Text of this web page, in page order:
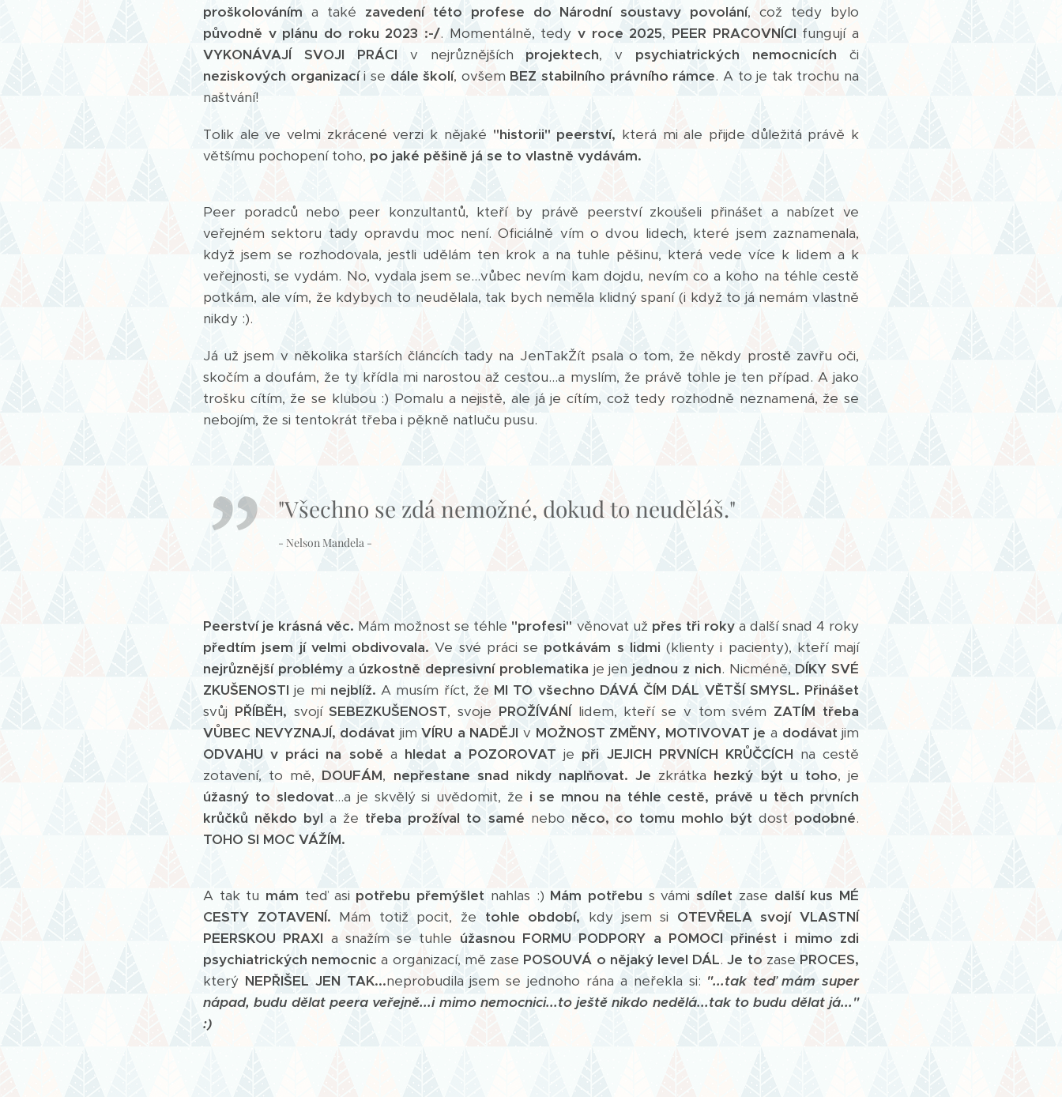
proškolováním a také zavedení této profese do Národní soustavy povolání, což tedy bylo
původně v plánu do roku 2023 :-/. Momentálně, tedy v roce 2025, PEER PRACOVNÍCI fungují a
VYKONÁVAJÍ SVOJI PRÁCI v nejrůznějšíchprojektech, v psychiatrických nemocnicích či
neziskových organizacíi se dále školí, ovšem BEZ stabilního právního rámce. A to je tak trochu na
naštvání!
Tolik ale ve velmi zkrácené verzi k nějaké "historii" peerství, která mi ale přijde důležitá právě k
většímu pochopení toho, po jaké pěšině já se to vlastně vydávám.
Peer poradců nebo peer konzultantů, kteří by právě peerství zkoušeli přinášet a nabízet ve
veřejném sektoru tady opravdu moc není. Oficiálně vím o dvou lidech, které jsem zaznamenala,
když jsem se rozhodovala, jestli udělám ten krok a na tuhle pěšinu, která vede více k lidem a k
veřejnosti, se vydám. No, vydala jsem se...vůbec nevím kam dojdu, nevím co a koho na téhle cestě
potkám, ale vím, že kdybych to neudělala, tak bych neměla klidný spaní (i když to já nemám vlastně
nikdy :).
Já už jsem v několika starších článcích tady na JenTakŽít psala o tom, že někdy prostě zavřu oči,
skočím a doufám, že ty křídla mi narostou až cestou...a myslím, že právě tohle je ten případ. A jako
trošku cítím, že se klubou :) Pomalu a nejistě, ale já je cítím, což tedy rozhodně neznamená, že se
nebojím, že si tentokrát třeba i pěkně natluču pusu.
"Všechno se zdá nemožné, dokud to neuděláš."
- Nelson Mandela -
Peerství je krásná věc. Mám možnost se téhle "profesi" věnovat už přes tři rokya další snad 4 roky
předtím jsem jí velmi obdivovala. Ve své práci se potkávám s lidmi (klienty i pacienty), kteří mají
nejrůznější problémya úzkostně depresivní problematika je jenjednou z nich. Nicméně, DÍKY SVÉ
ZKUŠENOSTI je mi nejblíž. A musím říct, že MI TO všechno DÁVÁ ČÍM DÁL VĚTŠÍ SMYSL. Přinášet
svůj PŘÍBĚH, svojíSEBEZKUŠENOST, svoje PROŽÍVÁNÍlidem, kteří se v tom svém ZATÍM třeba
VŮBEC NEVYZNAJÍ, dodávat jimVÍRU a NADĚJI v MOŽNOST ZMĚNY, MOTIVOVAT je a dodávat jim
ODVAHU v práci na sobě a hledat a POZOROVAT je při JEJICH PRVNÍCH KRŮČCÍCH na cestě
zotavení, to mě, DOUFÁM, nepřestane snad nikdy naplňovat. Je zkrátka hezký být u toho, je
úžasný to sledovat...a je skvělý si uvědomit, že i se mnou na téhle cestě, právě u těch prvních
krůčků někdo byl a že třeba prožíval to samé nebo něco, co tomu mohlo býtdost podobné.
TOHO SI MOC VÁŽÍM.
A tak tu mám teď asi potřebu přemýšlet nahlas :) Mám potřebu s vámisdílet zase další kus MÉ
CESTY ZOTAVENÍ. Mám totiž pocit, že tohle období, kdy jsem si OTEVŘELA svojí VLASTNÍ
PEERSKOU PRAXI a snažím se tuhle úžasnou FORMU PODPORY a POMOCI přinést i mimo zdi
psychiatrických nemocnic a organizací, mě zase POSOUVÁ o nějaký level DÁL.Je to zasePROCES,
který NEPŘIŠEL JEN TAK...neprobudila jsem se jednoho rána a neřekla si: "...tak teď mám super
nápad, budu dělat peera veřejně...i mimo nemocnici...to ještě nikdo nedělá...tak to budu dělat já..."
:)